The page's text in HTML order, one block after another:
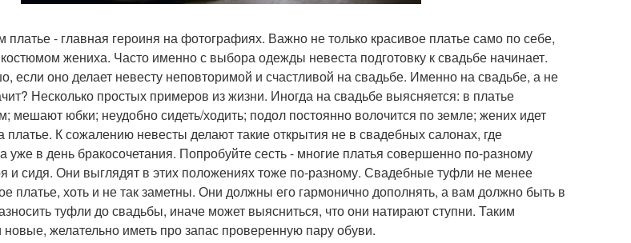
платье - главная героиня на фотографиях. Важно не только красивое платье само по себе,
костюмом жениха. Часто именно с выбора одежды невеста подготовку к свадьбе начинает.
если оно делает невесту неповторимой и счастливой на свадьбе. Именно на свадьбе, а не
Несколько простых примеров из жизни. Иногда на свадьбе выясняется: в платье
мешают юбки; неудобно сидеть/ходить; подол постоянно волочится по земле; жених идет
платье. К сожалению невесты делают такие открытия не в свадебных салонах, где
уже в день бракосочетания. Попробуйте сесть - многие платья совершенно по-разному
и сидя. Они выглядят в этих положениях тоже по-разному. Свадебные туфли не менее
платье, хоть и не так заметны. Они должны его гармонично дополнять, а вам должно быть в
туфли до свадьбы, иначе может выясниться, что они натирают ступни. Таким
желательно иметь про запас проверенную пару обуви.